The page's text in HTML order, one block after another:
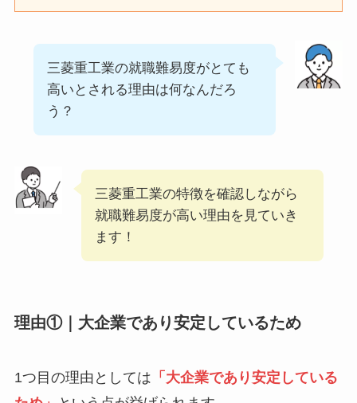
三菱重工業の就職難易度がとても
高いとされる理由は何なんだろ
う？
三菱重工業の特徴を確認しながら
就職難易度が高い理由を見ていき
ます！
理由①｜大企業であり安定しているため
1つ目の理由としては 「大企業であり安定している